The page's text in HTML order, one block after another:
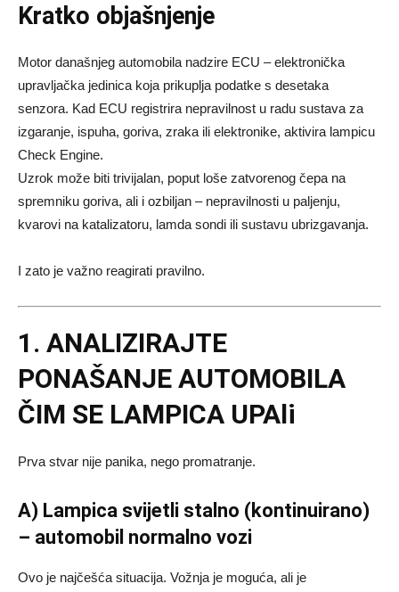
Kratko objašnjenje
Motor današnjeg automobila nadzire ECU – elektronička
upravljačka jedinica koja prikuplja podatke s desetaka
senzora. Kad ECU registrira nepravilnost u radu sustava za
izgaranje, ispuha, goriva, zraka ili elektronike, aktivira lampicu
Check Engine.
Uzrok može biti trivijalan, poput loše zatvorenog čepa na
spremniku goriva, ali i ozbiljan – nepravilnosti u paljenju,
kvarovi na katalizatoru, lamda sondi ili sustavu ubrizgavanja.
I zato je važno reagirati pravilno.
1. ANALIZIRAJTE
PONAŠANJE AUTOMOBILA
ČIM SE LAMPICA UPAli
Prva stvar nije panika, nego promatranje.
A) Lampica svijetli stalno (kontinuirano)
– automobil normalno vozi
Ovo je najčešća situacija. Vožnja je moguća, ali je